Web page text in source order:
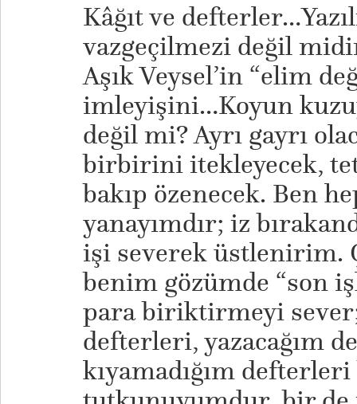
Kâğıt ve
vazgeçilmezi değil
Aşık Veysel’in “elim
imleyişini…Koyun
değil mi? Ayrı gayrı
birbirini itekleyecek,
bakıp özenecek. Ben
yanayımdır; iz
işi severek üstlenirim.
benim gözümde “son
para biriktirmeyi sever;
defterleri, yazacağım
kıyamadığım